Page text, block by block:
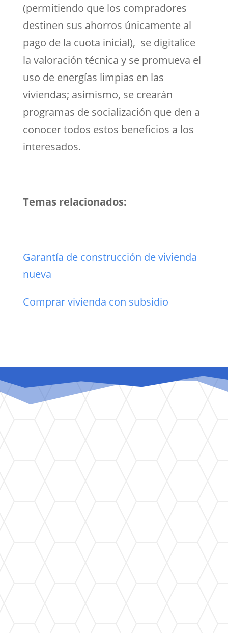
(permitiendo que los compradores
destinen sus ahorros únicamente al
pago de la cuota inicial), se digitalice
la valoración técnica y se promueva el
uso de energías limpias en las
viviendas; asimismo, se crearán
programas de socialización que den a
conocer todos estos beneficios a los
interesados.
Temas relacionados:
Garantía de construcción de vivienda
nueva
Comprar vivienda con subsidio